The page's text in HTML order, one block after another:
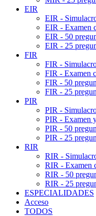
EIR
EIR -
EIR - Examen
EIR - 50
EIR - 25
FIR
FIR -
FIR - Examen
FIR - 50
FIR - 25
PIR
PIR -
PIR - Examen
PIR - 50
PIR - 25
RIR
RIR -
RIR - Examen
RIR - 50
RIR - 25
ESPECIALIDADES
Acceso
TODOS